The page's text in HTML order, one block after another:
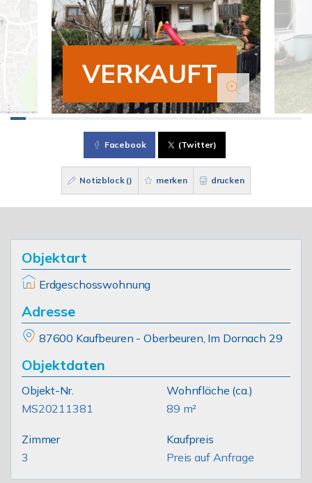
VERKAUFT
Facebook (Twitter)
Notizblock () merken drucken
Objektart
Erdgeschosswohnung
Adresse
87600 Kaufbeuren - Oberbeuren, Im Dornach 29
Objektdaten
Objekt-Nr.
MS20211381
Wohnfläche (ca.)
89 m²
Zimmer
3
Kaufpreis
Preis auf Anfrage